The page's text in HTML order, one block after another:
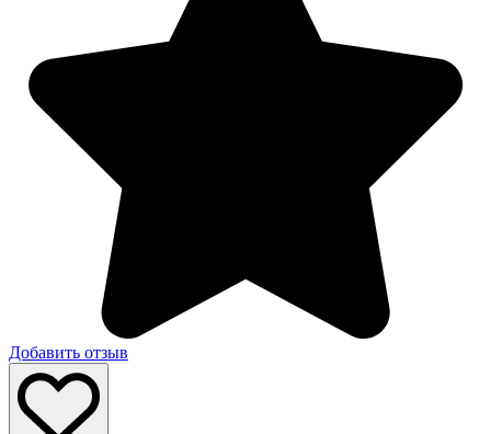
Добавить отзыв